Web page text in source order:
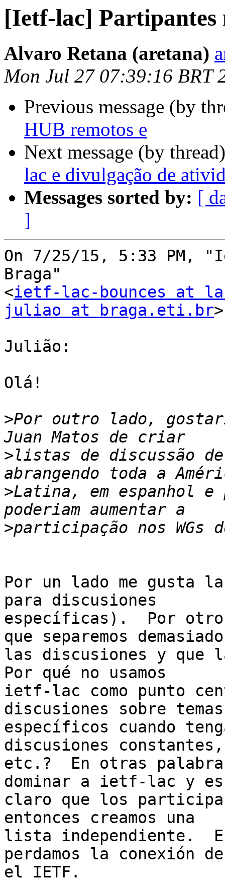
[Ietf-lac] Partipantes
Alvaro Retana (aretana)
Mon Jul 27 07:39:16 BRT
Previous message (by
HUB remotos e
Next message (by
lac e divulgação de
Messages sorted by: [
]
On 7/25/15, 5:33 PM,
Braga"
<ietf-lac-bounces at
juliao at braga.eti.br
Julião:
Olá!
>Por outro lado,
>listas de discussão
>Latina, em espanhol
>
Por un lado me gusta
para discusiones
específicas).  Por otro
que separemos demasiado
las discusiones y que
Por qué no usamos
ietf-lac como punto
discusiones sobre temas
específicos cuando
discusiones constantes,
etc.?  En otras
dominar a ietf-lac y es
claro que los
entonces creamos una
lista independiente.
perdamos la conexión
el IETF.